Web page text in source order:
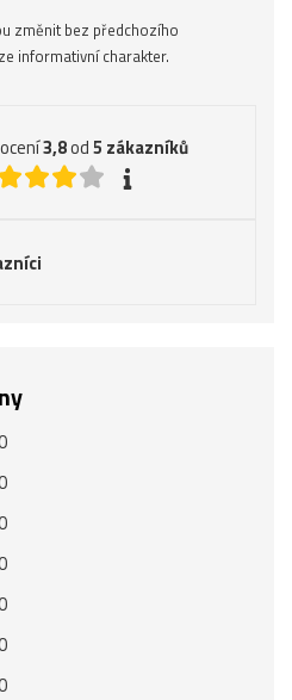
změnit bez předchozího
informativní charakter.
3,8od5 zákazníků